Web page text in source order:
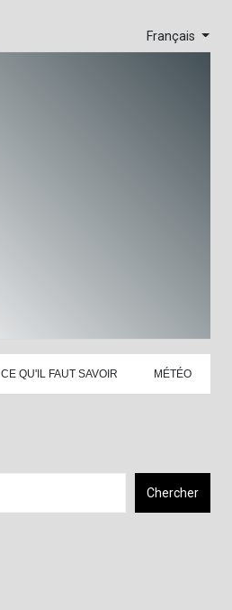
Français
CE QU'IL FAUT SAVOIR MÉTÉO
Chercher